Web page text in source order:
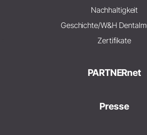
Nachhaltigkeit
Geschichte/W&H
Zertifikate
PARTNERnet
Presse